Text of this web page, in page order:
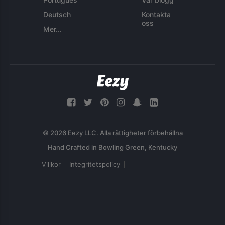
Deutsch
Mer...
Kontakta
oss
© 2026 Eezy LLC. Alla rättigheter förbehållna
Villkor Integritetspolicy